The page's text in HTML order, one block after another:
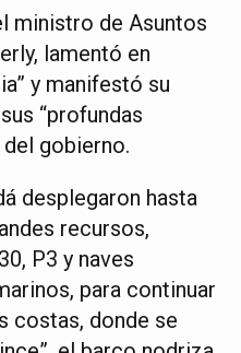
ministro de Asuntos
lamentó en
y manifestó su
“profundas
gobierno.
desplegaron hasta
recursos,
P3 y naves
para continuar
costas, donde se